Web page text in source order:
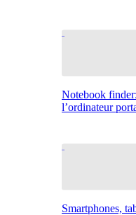
Notebook
l’ordinateur
Smartphones,